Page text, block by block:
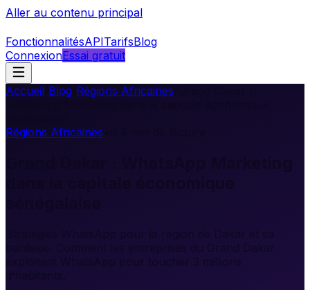
Aller au contenu principal
FonctionnalitésAPITarifsBlog
ConnexionEssai gratuit
Accueil Blog Régions Africaines
Régions Africaines
banlieue. Comment les entreprises du Grand Dakar
exploitent WhatsApp pour toucher 3 millions